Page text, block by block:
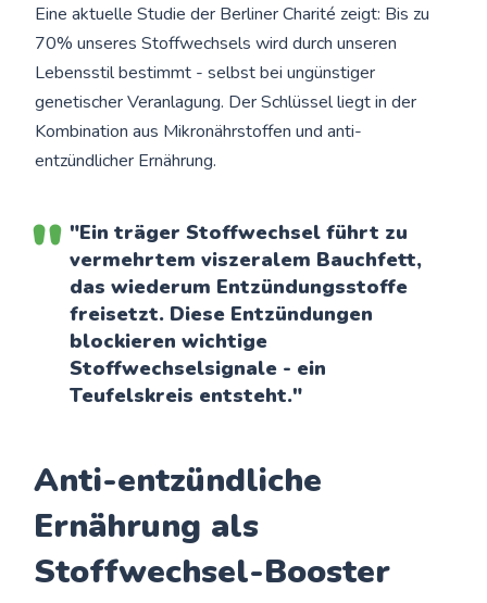
Eine aktuelle Studie der Berliner Charité zeigt: Bis zu
70% unseres Stoffwechsels wird durch unseren
Lebensstil bestimmt - selbst bei ungünstiger
genetischer Veranlagung. Der Schlüssel liegt in der
Kombination aus Mikronährstoffen und anti-
entzündlicher Ernährung.
"Ein träger Stoffwechsel führt zu
vermehrtem viszeralem Bauchfett,
das wiederum Entzündungsstoffe
freisetzt. Diese Entzündungen
blockieren wichtige
Stoffwechselsignale - ein
Teufelskreis entsteht."
Anti-entzündliche
Ernährung als
Stoffwechsel-Booster